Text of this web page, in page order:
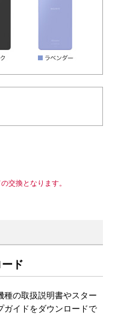
交換となります。
ド
種の取扱説明書やスター
ガイドをダウンロードで